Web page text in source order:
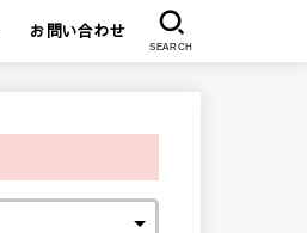
お問い合わせ
SEARCH